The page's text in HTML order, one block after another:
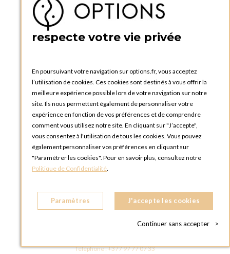
BOUTIQUE OPTIONS - PARIS 5E
5 quai de la tournelle
FRANCE
OPTIONS ROUEN
Rue du Clos Tellier
76800 Saint-Etienne-du-Rouvray
FRANCE
Téléphone :+33 2 35 08 38 53
OPTIONS TOULOUSE
6 rue Gaye Marie, ZAC de Saint-Martin du Touch
31300 Toulouse
FRANCE
OPTIONS MC
Téléphone :+377 97 77 07 33
respecte votre vie privée
En poursuivant votre navigation sur options.fr, vous acceptez
l’utilisation de cookies. Ces cookies sont destinés à vous offrir la
meilleure expérience possible lors de votre navigation sur notre
site. Ils nous permettent également de personnaliser votre
expérience en fonction de vos préférences et de comprendre
comment vous utilisez notre site. En cliquant sur "J’accepte",
vous consentez à l'utilisation de tous les cookies. Vous pouvez
également personnaliser vos préférences en cliquant sur
"Paramétrer les cookies". Pour en savoir plus, consultez notre
Politique de Confidentialité.
Paramètres J'accepte les cookies
Continuer sans accepter >